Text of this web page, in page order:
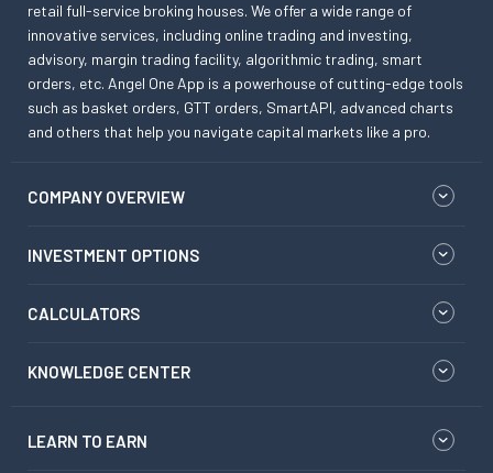
retail full-service broking houses. We offer a wide range of
innovative services, including online trading and investing,
advisory, margin trading facility, algorithmic trading, smart
orders, etc. Angel One App is a powerhouse of cutting-edge tools
such as basket orders, GTT orders, SmartAPI, advanced charts
and others that help you navigate capital markets like a pro.
COMPANY OVERVIEW
INVESTMENT OPTIONS
CALCULATORS
KNOWLEDGE CENTER
LEARN TO EARN